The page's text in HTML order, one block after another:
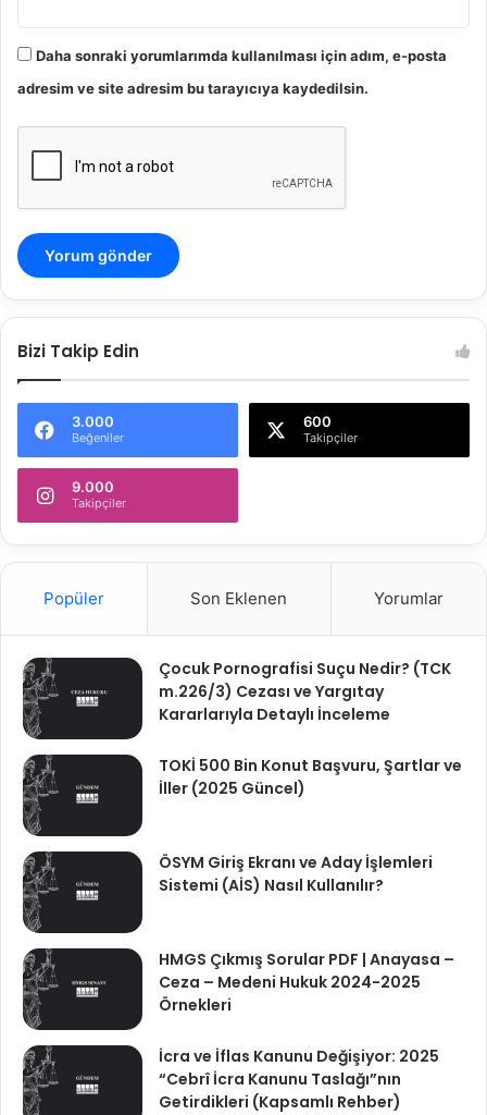
i
2
2
1
K
Daha sonraki yorumlarımda kullanılması için adım, e-posta
adresim ve site adresim bu tarayıcıya kaydedilsin.
Bizi Takip Edin
3.000
Beğeniler
600
Takipçiler
9.000
Takipçiler
Popüler Son Eklenen Yorumlar
Çocuk Pornografisi Suçu Nedir? (TCK
m.226/3) Cezası ve Yargıtay
Kararlarıyla Detaylı İnceleme
TOKİ 500 Bin Konut Başvuru, Şartlar ve
İller (2025 Güncel)
ÖSYM Giriş Ekranı ve Aday İşlemleri
Sistemi (AİS) Nasıl Kullanılır?
HMGS Çıkmış Sorular PDF | Anayasa –
Ceza – Medeni Hukuk 2024-2025
Örnekleri
İcra ve İflas Kanunu Değişiyor: 2025
“Cebrî İcra Kanunu Taslağı”nın
Getirdikleri (Kapsamlı Rehber)